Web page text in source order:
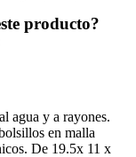
producto?
agua y a rayones.
en malla
De 19.5x 11 x